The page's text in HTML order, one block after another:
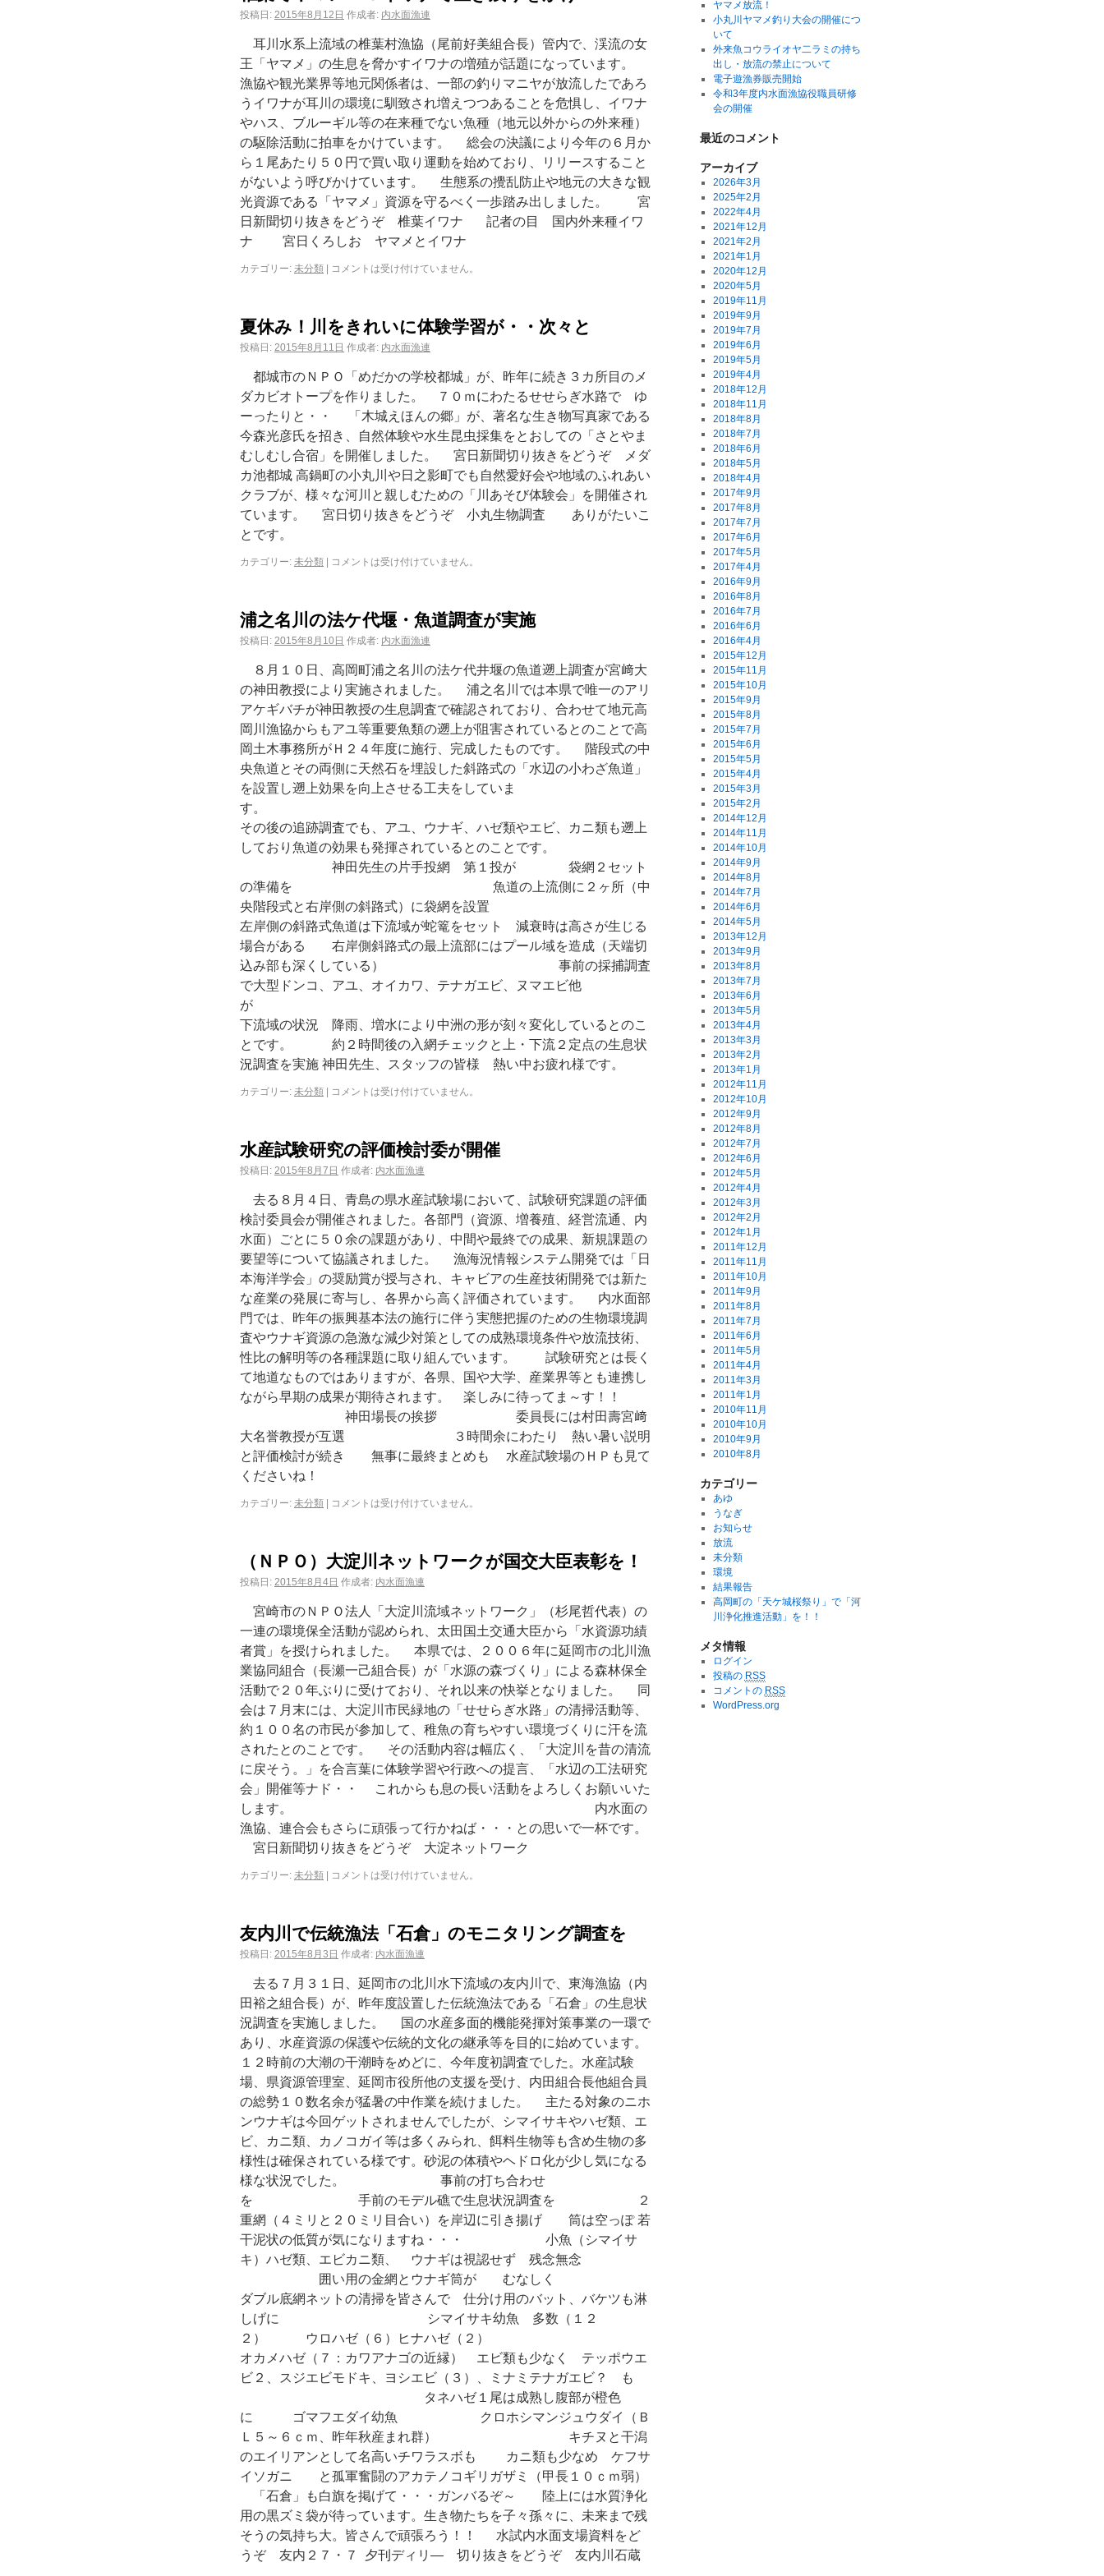
投稿日: 2015年8月12日 作成者: 内水面漁連
耳川水系上流域の椎葉村漁協（尾前好美組合長）管内で、渓流の女
王「ヤマメ」の生息を脅かすイワナの増殖が話題になっています。
漁協や観光業界等地元関係者は、一部の釣りマニヤが放流したであろ
うイワナが耳川の環境に馴致され増えつつあることを危惧し、イワナ
やハス、ブルーギル等の在来種でない魚種（地元以外からの外来種）
の駆除活動に拍車をかけています。 総会の決議により今年の６月か
ら１尾あたり５０円で買い取り運動を始めており、リリースすること
がないよう呼びかけています。 生態系の攪乱防止や地元の大きな観
光資源である「ヤマメ」資源を守るべく一歩踏み出しました。 宮
日新聞切り抜きをどうぞ 椎葉イワナ 記者の目 国内外来種イワ
ナ 宮日くろしお ヤマメとイワナ
カテゴリー: 未分類 コメントは受け付けていません。
夏休み！川をきれいに体験学習が・・次々と
投稿日: 2015年8月11日 作成者: 内水面漁連
都城市のＮＰＯ「めだかの学校都城」が、昨年に続き３カ所目のメ
ダカビオトープを作りました。 ７０ｍにわたるせせらぎ水路で ゆ
ーったりと・・ 「木城えほんの郷」が、著名な生き物写真家である
今森光彦氏を招き、自然体験や水生昆虫採集をとおしての「さとやま
むしむし合宿」を開催しました。 宮日新聞切り抜きをどうぞ メダ
カ池都城 高鍋町の小丸川や日之影町でも自然愛好会や地域のふれあい
クラブが、様々な河川と親しむための「川あそび体験会」を開催され
ています。 宮日切り抜きをどうぞ 小丸生物調査 ありがたいこ
とです。
カテゴリー: 未分類 コメントは受け付けていません。
浦之名川の法ケ代堰・魚道調査が実施
投稿日: 2015年8月10日 作成者: 内水面漁連
８月１０日、高岡町浦之名川の法ケ代井堰の魚道遡上調査が宮﨑大
の神田教授により実施されました。 浦之名川では本県で唯一のアリ
アケギバチが神田教授の生息調査で確認されており、合わせて地元高
岡川漁協からもアユ等重要魚類の遡上が阻害されているとのことで高
岡土木事務所がＨ２４年度に施行、完成したものです。 階段式の中
央魚道とその両側に天然石を埋設した斜路式の「水辺の小わざ魚道」
を設置し遡上効果を向上させる工夫をしていま
す。
その後の追跡調査でも、アユ、ウナギ、ハゼ類やエビ、カニ類も遡上
しており魚道の効果も発揮されているとのことです。
神田先生の片手投網 第１投が 袋網２セット
の準備を 魚道の上流側に２ヶ所（中
央階段式と右岸側の斜路式）に袋網を設置
左岸側の斜路式魚道は下流域が蛇篭をセット 減衰時は高さが生じる
場合がある 右岸側斜路式の最上流部にはプール域を造成（天端切
込み部も深くしている） 事前の採捕調査
で大型ドンコ、アユ、オイカワ、テナガエビ、ヌマエビ他
が
下流域の状況 降雨、増水により中洲の形が刻々変化しているとのこ
とです。 約２時間後の入網チェックと上・下流２定点の生息状
況調査を実施 神田先生、スタッフの皆様 熱い中お疲れ様です。
カテゴリー: 未分類 コメントは受け付けていません。
水産試験研究の評価検討委が開催
投稿日: 2015年8月7日 作成者: 内水面漁連
去る８月４日、青島の県水産試験場において、試験研究課題の評価
検討委員会が開催されました。各部門（資源、増養殖、経営流通、内
水面）ごとに５０余の課題があり、中間や最終での成果、新規課題の
要望等について協議されました。 漁海況情報システム開発では「日
本海洋学会」の奨励賞が授与され、キャビアの生産技術開発では新た
な産業の発展に寄与し、各界から高く評価されています。 内水面部
門では、昨年の振興基本法の施行に伴う実態把握のための生物環境調
査やウナギ資源の急激な減少対策としての成熟環境条件や放流技術、
性比の解明等の各種課題に取り組んでいます。 試験研究とは長く
て地道なものではありますが、各県、国や大学、産業界等とも連携し
ながら早期の成果が期待されます。 楽しみに待ってま～す！！
神田場長の挨拶 委員長には村田壽宮﨑
大名誉教授が互選 ３時間余にわたり 熱い暑い説明
と評価検討が続き 無事に最終まとめも 水産試験場のＨＰも見て
くださいね！
カテゴリー: 未分類 コメントは受け付けていません。
（ＮＰＯ）大淀川ネットワークが国交大臣表彰を！
投稿日: 2015年8月4日 作成者: 内水面漁連
宮崎市のＮＰＯ法人「大淀川流域ネットワーク」（杉尾哲代表）の
一連の環境保全活動が認められ、太田国土交通大臣から「水資源功績
者賞」を授けられました。 本県では、２００６年に延岡市の北川漁
業協同組合（長瀬一己組合長）が「水源の森づくり」による森林保全
活動で２０年ぶりに受けており、それ以来の快挙となりました。 同
会は７月末には、大淀川市民緑地の「せせらぎ水路」の清掃活動等、
約１００名の市民が参加して、稚魚の育ちやすい環境づくりに汗を流
されたとのことです。 その活動内容は幅広く、「大淀川を昔の清流
に戻そう。」を合言葉に体験学習や行政への提言、「水辺の工法研究
会」開催等ナド・・ これからも息の長い活動をよろしくお願いいた
します。 内水面の
漁協、連合会もさらに頑張って行かねば・・・との思いで一杯です。
宮日新聞切り抜きをどうぞ 大淀ネットワーク
カテゴリー: 未分類 コメントは受け付けていません。
友内川で伝統漁法「石倉」のモニタリング調査を
投稿日: 2015年8月3日 作成者: 内水面漁連
去る７月３１日、延岡市の北川水下流域の友内川で、東海漁協（内
田裕之組合長）が、昨年度設置した伝統漁法である「石倉」の生息状
況調査を実施しました。 国の水産多面的機能発揮対策事業の一環で
あり、水産資源の保護や伝統的文化の継承等を目的に始めています。
１２時前の大潮の干潮時をめどに、今年度初調査でした。水産試験
場、県資源管理室、延岡市役所他の支援を受け、内田組合長他組合員
の総勢１０数名余が猛暑の中作業を続けました。 主たる対象のニホ
ンウナギは今回ゲットされませんでしたが、シマイサキやハゼ類、エ
ビ、カニ類、カノコガイ等は多くみられ、餌料生物等も含め生物の多
様性は確保されている様です。砂泥の体積やヘドロ化が少し気になる
様な状況でした。 事前の打ち合わせ
を 手前のモデル礁で生息状況調査を ２
重網（４ミリと２０ミリ目合い）を岸辺に引き揚げ 筒は空っぽ 若
干泥状の低質が気になりますね・・・ 小魚（シマイサ
キ）ハゼ類、エビカニ類、 ウナギは視認せず 残念無念
囲い用の金網とウナギ筒が むなしく
ダブル底網ネットの清掃を皆さんで 仕分け用のバット、バケツも淋
しげに シマイサキ幼魚 多数（１２
２） ウロハゼ（６）ヒナハゼ（２）
オカメハゼ（７：カワアナゴの近縁） エビ類も少なく テッポウエ
ビ２、スジエビモドキ、ヨシエビ（３）、ミナミテナガエビ？ も
タネハゼ１尾は成熟し腹部が橙色
に ゴマフエダイ幼魚 クロホシマンジュウダイ（Ｂ
Ｌ５～６ｃｍ、昨年秋産まれ群） キチヌと干潟
のエイリアンとして名高いチワラスボも カニ類も少なめ ケフサ
イソガニ と孤軍奮闘のアカテノコギリガザミ（甲長１０ｃｍ弱）
「石倉」も白旗を掲げて・・・ガンバるぞ～ 陸上には水質浄化
用の黒ズミ袋が待っています。生き物たちを子々孫々に、未来まで残
そうの気持ち大。皆さんで頑張ろう！！ 水試内水面支場資料をど
うぞ 友内２７・７ 夕刊ディリ― 切り抜きをどうぞ 友内川石蔵
ヤマメ放流！
小丸川ヤマメ釣り大会の開催につ
いて
外来魚コウライオヤ二ラミの持ち
出し・放流の禁止について
電子遊漁券販売開始
令和3年度内水面漁協役職員研修
会の開催
最近のコメント
アーカイブ
2026年3月
2025年2月
2022年4月
2021年12月
2021年2月
2021年1月
2020年12月
2020年5月
2019年11月
2019年9月
2019年7月
2019年6月
2019年5月
2019年4月
2018年12月
2018年11月
2018年8月
2018年7月
2018年6月
2018年5月
2018年4月
2017年9月
2017年8月
2017年7月
2017年6月
2017年5月
2017年4月
2016年9月
2016年8月
2016年7月
2016年6月
2016年4月
2015年12月
2015年11月
2015年10月
2015年9月
2015年8月
2015年7月
2015年6月
2015年5月
2015年4月
2015年3月
2015年2月
2014年12月
2014年11月
2014年10月
2014年9月
2014年8月
2014年7月
2014年6月
2014年5月
2013年12月
2013年9月
2013年8月
2013年7月
2013年6月
2013年5月
2013年4月
2013年3月
2013年2月
2013年1月
2012年11月
2012年10月
2012年9月
2012年8月
2012年7月
2012年6月
2012年5月
2012年4月
2012年3月
2012年2月
2012年1月
2011年12月
2011年11月
2011年10月
2011年9月
2011年8月
2011年7月
2011年6月
2011年5月
2011年4月
2011年3月
2011年1月
2010年11月
2010年10月
2010年9月
2010年8月
カテゴリー
あゆ
うなぎ
お知らせ
放流
未分類
環境
結果報告
高岡町の「天ケ城桜祭り」で「河
川浄化推進活動」を！！
メタ情報
ログイン
投稿の RSS
コメントの RSS
WordPress.org